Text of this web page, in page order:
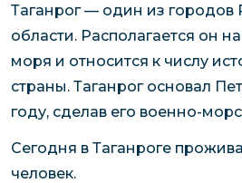
Таганрог — один из городов
области. Располагается он
моря и относится к числу
страны. Таганрог основал
году, сделав его военно-
Сегодня в Таганроге
человек.